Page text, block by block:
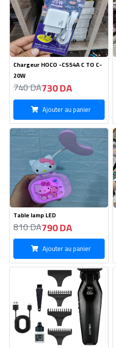
Chargeur HOCO -CS54A C TO C-
20W
740 DA730 DA
Ajouter au panier
Table lamp LED
810 DA790 DA
Ajouter au panier